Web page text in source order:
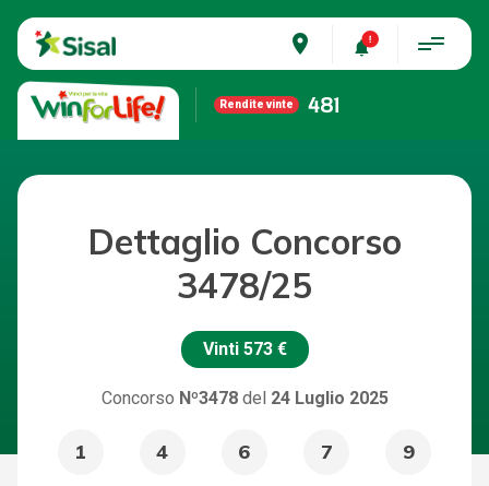
place
Rendite vinte 481
Dettaglio Concorso
3478/25
Vinti 573 €
Concorso Nº3478del 24 Luglio 2025
1 4 6 7 9